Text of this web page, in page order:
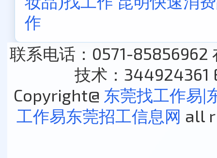
作
联系电话：0571-85856962
技术：344924361
Copyright@ 东莞找工作易|
工作易东莞招工信息网 all